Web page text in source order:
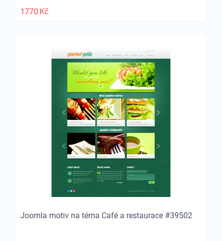
1770 Kč
Joomla motiv na téma Café a restaurace #39502